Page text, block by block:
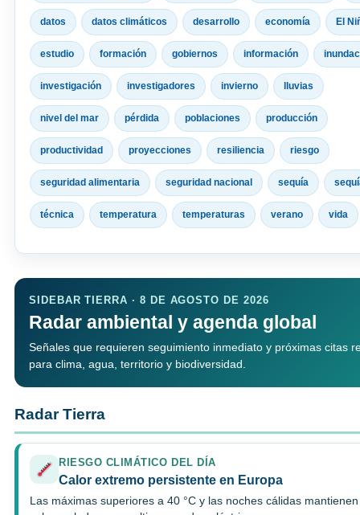
datos datos climáticos desarrollo economía El
estudio formación gobiernos información
investigación investigadores invierno lluvias
nivel del mar pérdida poblaciones producción
productividad proyecciones resiliencia riesgo
seguridad alimentaria seguridad nacional sequía
técnica temperatura temperaturas verano vida
SIDEBAR TIERRA · 8 DE AGOSTO DE 2026
Radar ambiental y agenda global
Señales que requieren seguimiento inmediato y próximas citas
para clima, agua, territorio y biodiversidad.
Radar Tierra
RIESGO CLIMÁTICO DEL DÍA
Calor extremo persistente en Europa
Las máximas superiores a 40 °C y las noches cálidas